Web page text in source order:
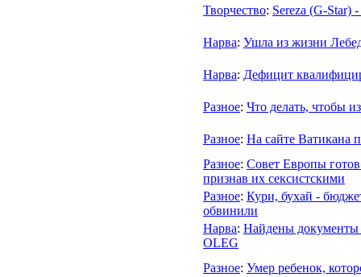
Творчество: Sereza (G-Star)
Нарва: Ушла из жизни
Нарва: Дефицит
Разное: Что делать, чтобы
Разное: На сайте Ватикана
Разное: Совет Европы
признав их сексистскими
Разное: Кури, бухай -
обвинили
Нарва: Найдены
OLEG
Разное: Умер ребенок,